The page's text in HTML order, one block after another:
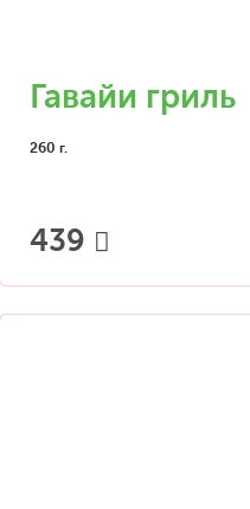
Гавайи гриль
260 г.
439